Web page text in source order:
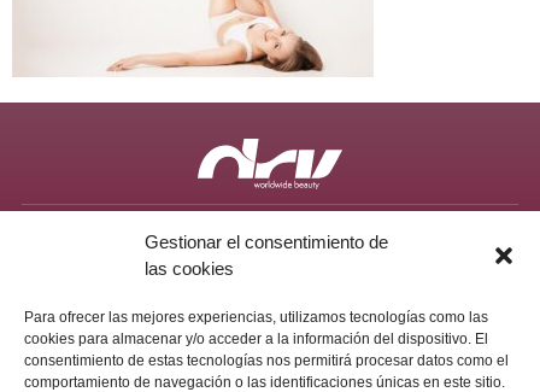
Gestionar el consentimiento de
las cookies
Para ofrecer las mejores experiencias, utilizamos tecnologías como las
cookies para almacenar y/o acceder a la información del dispositivo. El
consentimiento de estas tecnologías nos permitirá procesar datos como el
comportamiento de navegación o las identificaciones únicas en este sitio.
2026 © Grupo DRV Phytolab
Política de Privacidad Aviso Legal Política de Cookies